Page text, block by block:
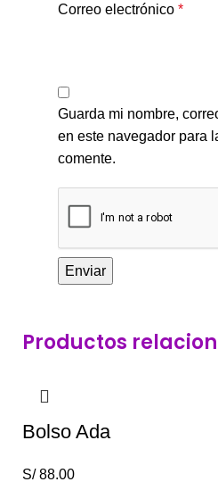
Correo electrónico *
Guarda mi nombre,
en este navegador para
comente.
Productos
Bolso Ada
S/88.00